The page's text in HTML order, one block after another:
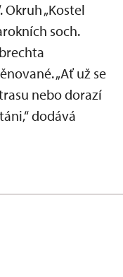
„Kostel
soch.
„Ať už se
nebo dorazí
dodává